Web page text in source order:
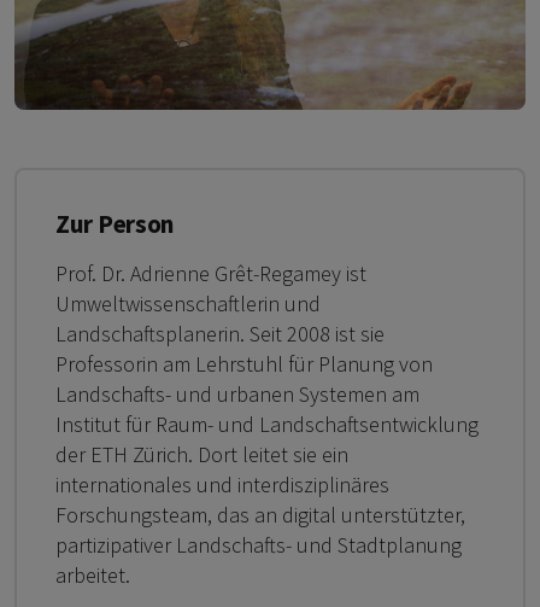
Zur Person
Prof. Dr. Adrienne Grêt-Regamey ist
Umweltwissenschaftlerin und
Landschaftsplanerin. Seit 2008 ist sie
Professorin am Lehrstuhl für Planung von
Landschafts- und urbanen Systemen am
Institut für Raum- und Landschaftsentwicklung
der ETH Zürich. Dort leitet sie ein
internationales und interdisziplinäres
Forschungsteam, das an digital unterstützter,
partizipativer Landschafts- und Stadtplanung
arbeitet.